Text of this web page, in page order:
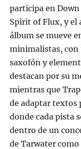
participa en Down
Spirit of Flux, y el
álbum se mueve
minimalistas, con
saxofón y
destacan por su
mientras que
de adaptar textos
donde cada pista
dentro de un
de Tarwater